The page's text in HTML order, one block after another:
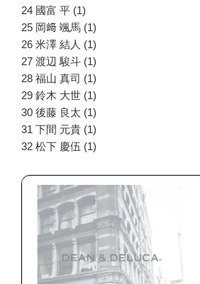
24 國富 平 (1)
25 岡﨑 颯馬 (1)
26 米澤 結人 (1)
27 渡辺 駿斗 (1)
28 福山 真司 (1)
29 鈴木 大世 (1)
30 後藤 良太 (1)
31 下間 元貴 (1)
32 松下 慶伍 (1)